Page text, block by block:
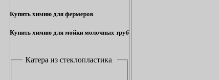
Купить химию для фермеров
Купить химию для мойки молочных труб
Катера из стеклопластика